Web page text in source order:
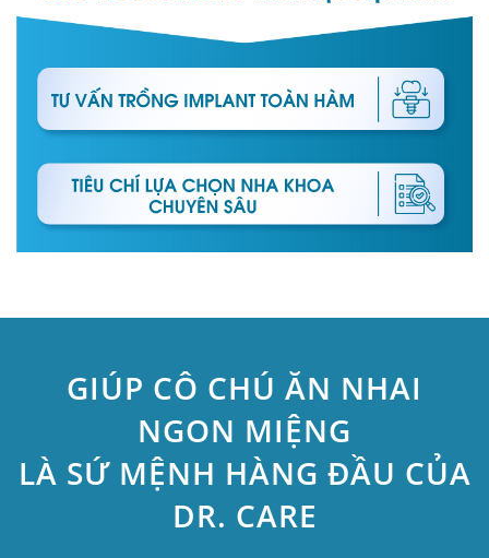
GIÚP CÔ CHÚ ĂN NHAI
NGON MIỆNG
LÀ SỨ MỆNH HÀNG ĐẦU CỦA
DR. CARE